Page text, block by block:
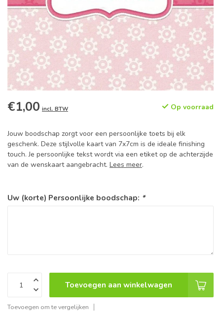
€1,00 incl. BTW Op voorraad
Jouw boodschap zorgt voor een persoonlijke toets bij elk
geschenk. Deze stijlvolle kaart van 7x7cm is de ideale finishing
touch. Je persoonlijke tekst wordt via een etiket op de achterzijde
van de wenskaart aangebracht. Lees meer.
Uw (korte) Persoonlijke boodschap: *
Toevoegen aan winkelwagen
Toevoegen om te vergelijken